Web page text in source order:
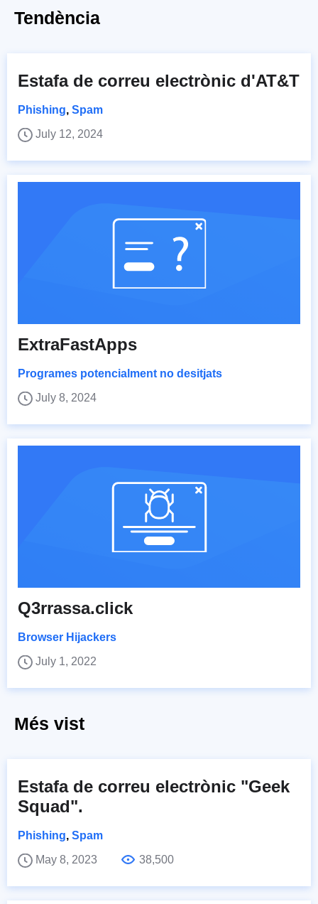
Tendència
Estafa de correu electrònic d'AT&T
Phishing, Spam
July 12, 2024
ExtraFastApps
Programes potencialment no desitjats
July 8, 2024
Q3rrassa.click
Browser Hijackers
July 1, 2022
Més vist
Estafa de correu electrònic "Geek
Squad".
Phishing, Spam
May 8, 2023
38,500